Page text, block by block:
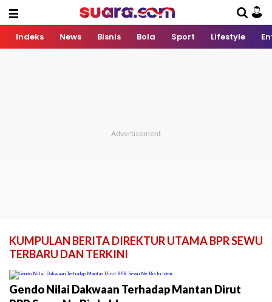
Indeks News Bisnis Bola Sport Lifestyle
KUMPULAN BERITA DIREKTUR UTAMA BPR SEWU
TERBARU DAN TERKINI
Gendo Nilai Dakwaan Terhadap Mantan Dirut